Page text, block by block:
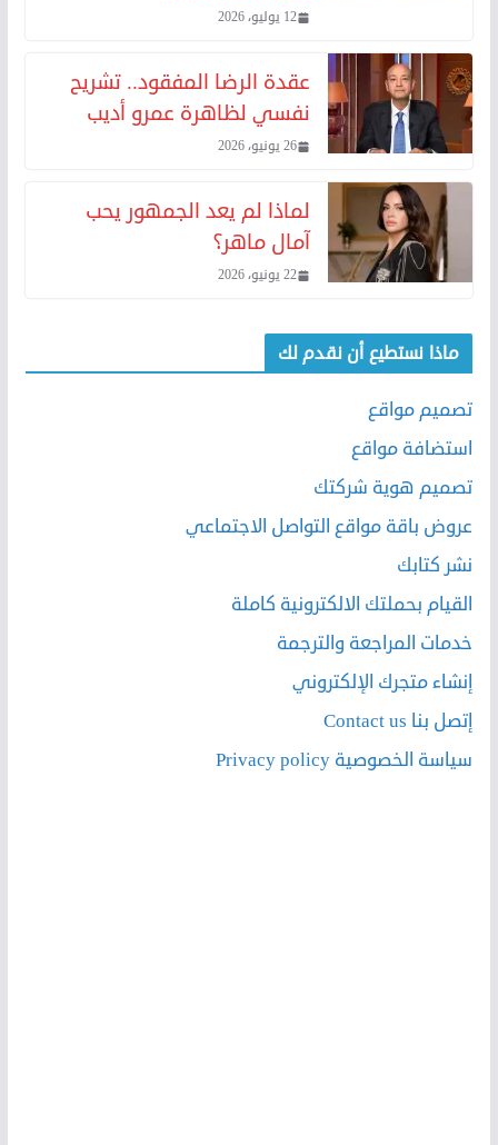
12 يوليو، 2026
عقدة الرضا المفقود.. تشريح
نفسي لظاهرة عمرو أديب
26 يونيو، 2026
لماذا لم يعد الجمهور يحب
آمال ماهر؟
22 يونيو، 2026
ماذا نستطيع أن نقدم لك
تصميم مواقع
استضافة مواقع
تصميم هوية شركتك
عروض باقة مواقع التواصل الاجتماعي
نشر كتابك
القيام بحملتك الالكترونية كاملة
خدمات المراجعة والترجمة
إنشاء متجرك الإلكتروني
إتصل بنا Contact us
سياسة الخصوصية Privacy policy